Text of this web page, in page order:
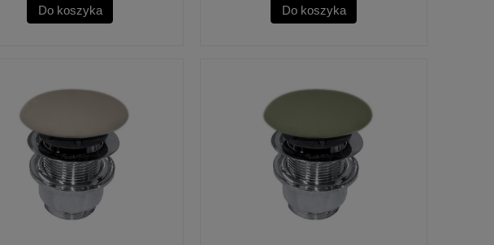
Do koszyka Do koszyka